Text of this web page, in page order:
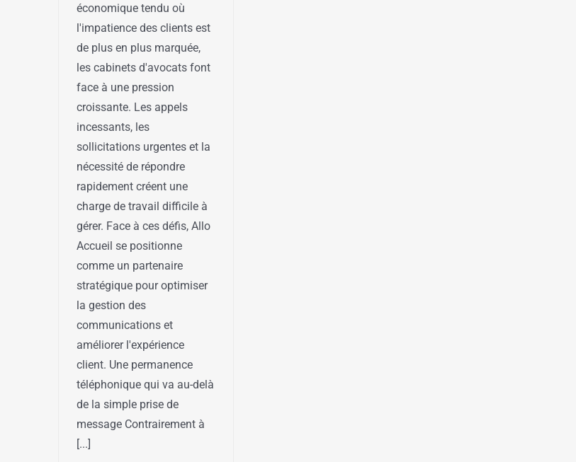
économique tendu où
l'impatience des clients est
de plus en plus marquée,
les cabinets d'avocats font
face à une pression
croissante. Les appels
incessants, les
sollicitations urgentes et la
nécessité de répondre
rapidement créent une
charge de travail difficile à
gérer. Face à ces défis, Allo
Accueil se positionne
comme un partenaire
stratégique pour optimiser
la gestion des
communications et
améliorer l'expérience
client. Une permanence
téléphonique qui va au-delà
de la simple prise de
message Contrairement à
[...]